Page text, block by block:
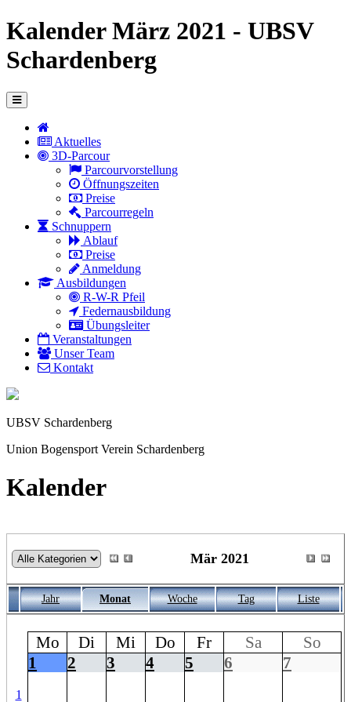
Kalender März 2021 - UBSV
Schardenberg
Aktuelles
3D-Parcour
Parcourvorstellung
Öffnungszeiten
Preise
Parcourregeln
Schnuppern
Ablauf
Preise
Anmeldung
Ausbildungen
R-W-R Pfeil
Federnausbildung
Übungsleiter
Veranstaltungen
Unser Team
Kontakt
UBSV Schardenberg
Union Bogensport Verein Schardenberg
Kalender
Mär 2021
Jahr Monat Woche Tag Liste
Mo Di Mi Do Fr Sa So
1
1 2 3 4 5 6 7